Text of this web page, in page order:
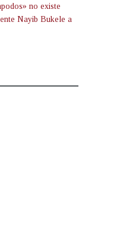
no existe
Nayib Bukele a